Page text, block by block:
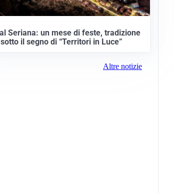
Seriana: un mese di feste, tradizione
il segno di “Territori in Luce”
Altre notizie